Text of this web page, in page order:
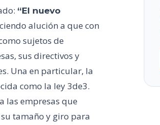
“El nuevo
alución a que con
sujetos de
sus directivos y
Una en particular, la
como la ley 3de3.
las empresas que
tamaño y giro para